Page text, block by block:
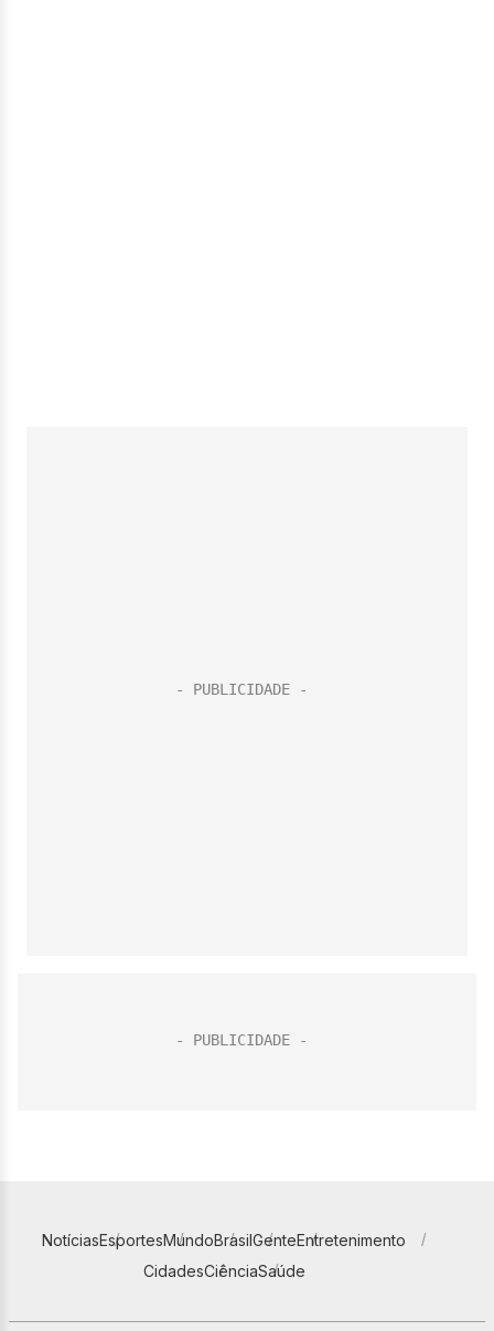
NotíciasEsportesMundoBrasilGenteEntretenimento
CidadesCiênciaSaúde